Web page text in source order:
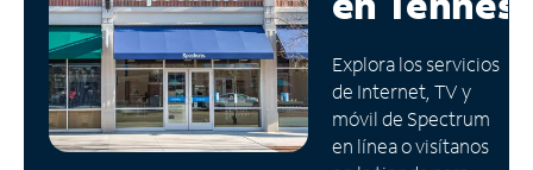
Administrar
cuenta
Encuentra
una
tienda
Explora los servicios
de Internet, TV y
móvil de Spectrum
en línea o visítanos